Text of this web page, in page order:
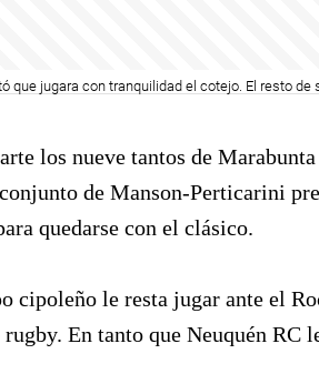
que jugara con tranquilidad el cotejo. El resto
los nueve tantos de
de Manson-Perticarini
quedarse con el clásico.
cipoleño le resta jugar ante el
En tanto que Neuquén RC